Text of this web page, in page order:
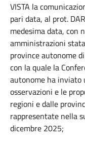
VISTA la
pari data, al prot.
medesima data, con
amministrazioni
province autonome di
con la quale la
autonome ha inviato
osservazioni e le
regioni e dalle
rappresentate nella
dicembre 2025;